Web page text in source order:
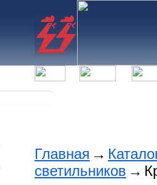
Главная →
светильников →